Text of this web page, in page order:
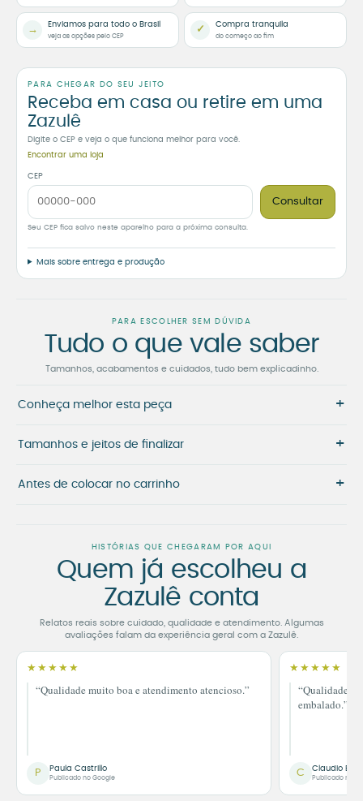
→ Enviamos para todo o Brasil
veja as opções pelo CEP
✓ Compra tranquila
do começo ao fim
PARA CHEGAR DO SEU JEITO
Receba em casa ou retire em uma
Zazulê
Digite o CEP e veja o que funciona melhor para você.
Encontrar uma loja
CEP
Consultar
Seu CEP fica salvo neste aparelho para a próxima consulta.
Mais sobre entrega e produção
PARA ESCOLHER SEM DÚVIDA
Tudo o que vale saber
Tamanhos, acabamentos e cuidados, tudo bem explicadinho.
Conheça melhor esta peça +
Tamanhos e jeitos de finalizar +
Antes de colocar no carrinho +
HISTÓRIAS QUE CHEGARAM POR AQUI
Quem já escolheu a
Zazulê conta
Relatos reais sobre cuidado, qualidade e atendimento. Algumas
avaliações falam da experiência geral com a Zazulê.
★★★★★
“Qualidade muito boa e atendimento atencioso.”
P Paula Castrillo
Publicado no Google
★★★★★
“Qualidade
embalado.”
C Claudio
Publicado no